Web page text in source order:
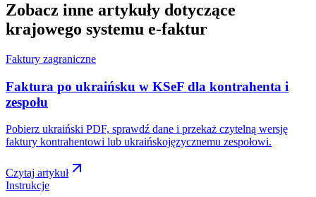
Zobacz inne artykuły dotyczące
krajowego systemu e-faktur
Faktury zagraniczne
Faktura po ukraińsku w KSeF dla kontrahenta i
zespołu
Pobierz ukraiński PDF, sprawdź dane i przekaż czytelną wersję
faktury kontrahentowi lub ukraińskojęzycznemu zespołowi.
Czytaj artykuł
Instrukcje